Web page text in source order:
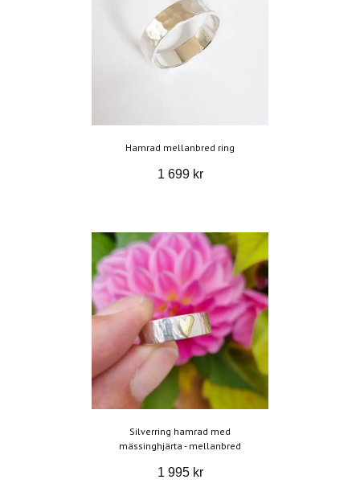
Hamrad mellanbred ring
1 699 kr
Silverring hamrad med
mässinghjärta - mellanbred
1 995 kr